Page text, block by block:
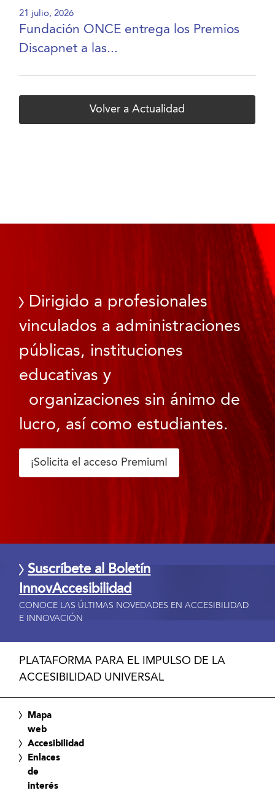
21 julio, 2026
Fundación ONCE entrega los Premios
Discapnet a las...
Volver a Actualidad
Dirigido a profesionales
vinculados a administraciones
públicas, instituciones
educativas y
organizaciones sin ánimo de
lucro, así como estudiantes.
¡Solicita el acceso Premium!
Suscríbete al Boletín
InnovAccesibilidad
CONOCE LAS ÚLTIMAS NOVEDADES EN ACCESIBILIDAD
E INNOVACIÓN
PLATAFORMA PARA EL IMPULSO DE LA
ACCESIBILIDAD UNIVERSAL
Mapa
web
Accesibilidad
Enlaces
de
interés